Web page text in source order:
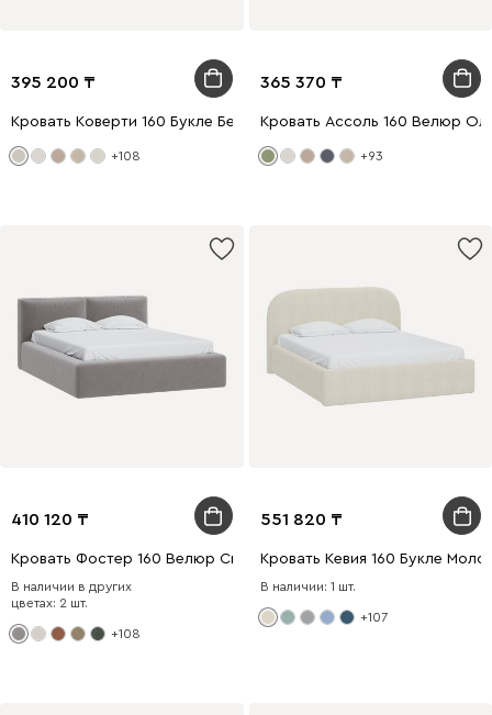
395 200
Кровать Коверти 160 Букле Бежевый
+108
365 370
Кровать Ассоль 160 Велюр
+93
410 120
Кровать Фостер 160 Велюр Светло-серый
В наличии в других
цветах: 2 шт.
+108
551 820
Кровать Кевия 160 Букле
В наличии: 1 шт.
+107